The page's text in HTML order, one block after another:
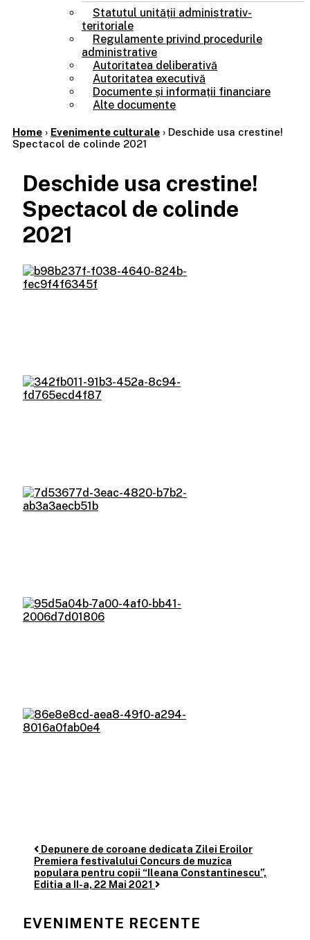
Statutul unității administrativ-
teritoriale
Regulamente privind procedurile
administrative
Autoritatea deliberativă
Autoritatea executivă
Documente și informații financiare
Alte documente
Home › Evenimente culturale › Deschide usa crestine!
Spectacol de colinde 2021
Deschide usa crestine!
Spectacol de colinde
2021
Post
navigation
Depunere de coroane dedicata Zilei Eroilor
Premiera festivalului Concurs de muzica
populara pentru copii “Ileana Constantinescu”,
Editia a II-a, 22 Mai 2021
EVENIMENTE RECENTE